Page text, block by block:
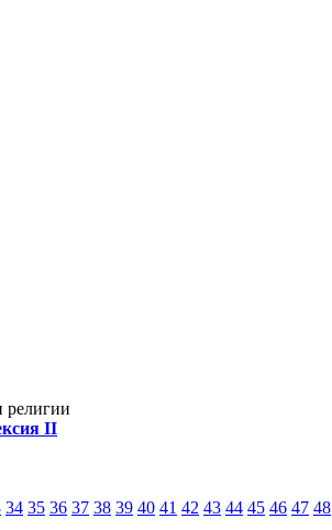
религии
II
34 35 36 37 38 39 40 41 42 43 44 45 46 47 48